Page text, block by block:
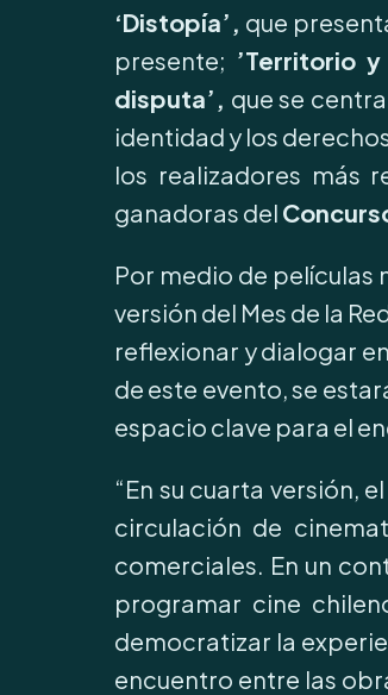
‘Distopía’, que
presente; ’Territorio y
disputa’, que se
identidad y los
los realizadores más
ganadoras del
Por medio de películas
versión del Mes de la
reflexionar y dialogar
de este evento, se
espacio clave para el
“En su cuarta versión,
circulación de
comerciales. En un
programar cine
democratizar la
encuentro entre las